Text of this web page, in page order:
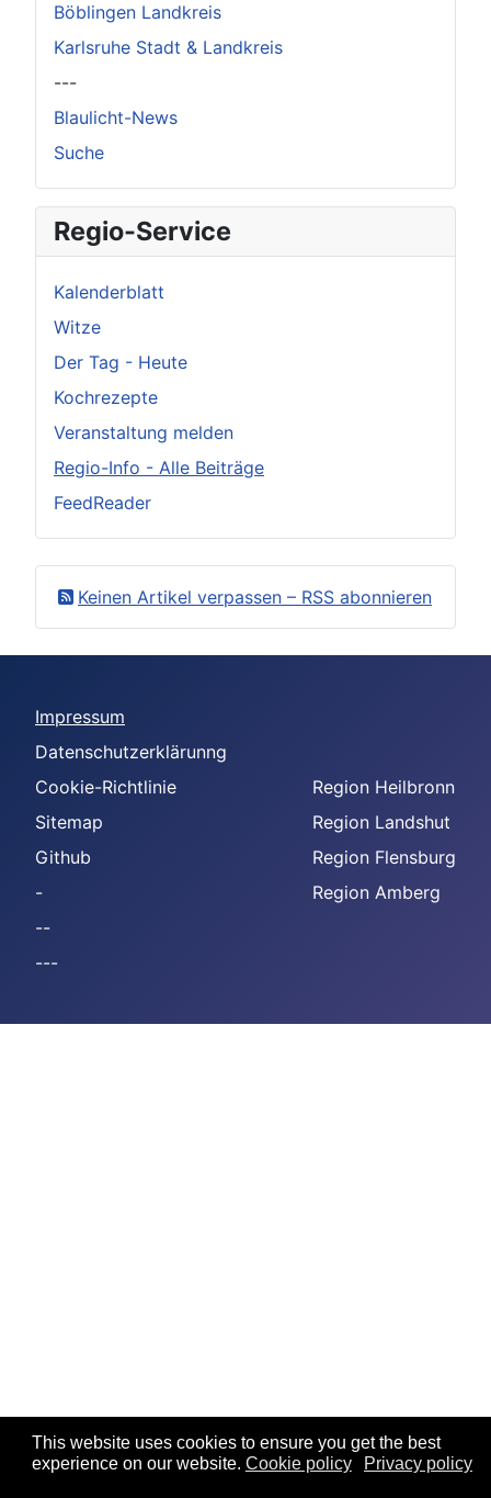
This website uses cookies to ensure you get the best
experience on our website. Cookie policy Privacy policy
Böblingen Landkreis
Karlsruhe Stadt & Landkreis
---
Blaulicht-News
Suche
Regio-Service
Kalenderblatt
Witze
Der Tag - Heute
Kochrezepte
Veranstaltung melden
Regio-Info - Alle Beiträge
FeedReader
Keinen Artikel verpassen – RSS abonnieren
Impressum
Datenschutzerklärunng
Cookie-Richtlinie
Sitemap
Github
-
--
---
Region Heilbronn
Region Landshut
Region Flensburg
Region Amberg